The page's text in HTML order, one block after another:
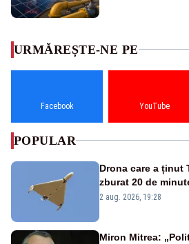
URMĂREȘTE-NE PE
Facebook YouTube
POPULAR
Drona care a ținut
zburat 20 de
României. Au fost
2 aug. 2026, 19:28
Miron Mitrea: